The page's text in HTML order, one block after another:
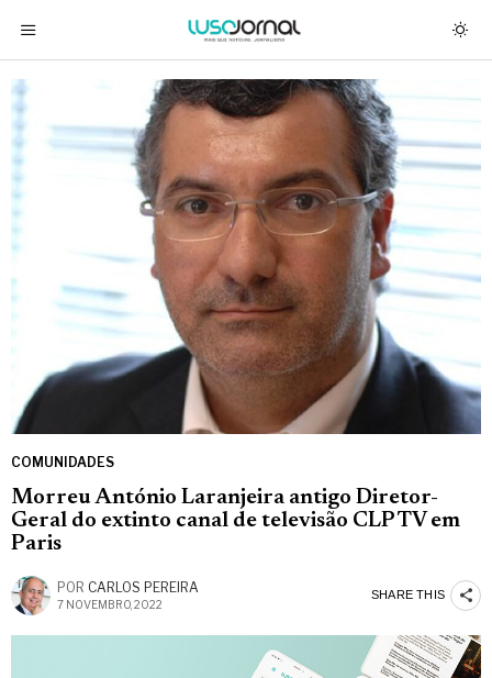
COMUNIDADES
Morreu António Laranjeira antigo Diretor-
Geral do extinto canal de televisão CLP TV em
Paris
POR CARLOS PEREIRA
7 NOVEMBRO, 2022
SHARE THIS